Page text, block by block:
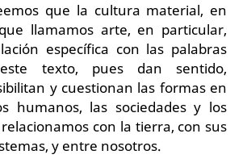
que la cultura material, en
llamamos arte, en particular,
específica con las palabras
texto, pues dan sentido,
y cuestionan las formas en
humanos, las sociedades y los
con la tierra, con sus
y entre nosotros.